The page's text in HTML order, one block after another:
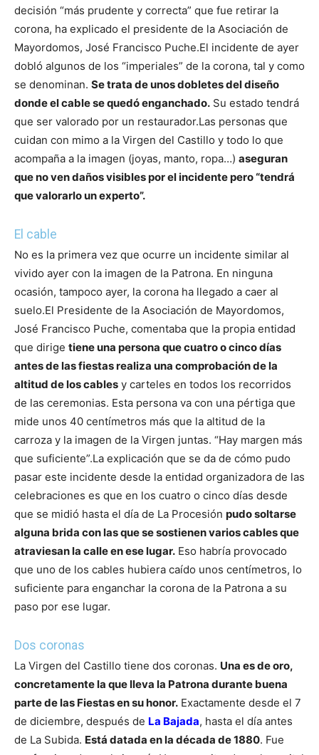
decisión “más prudente y correcta” que fue retirar la
corona, ha explicado el presidente de la Asociación de
Mayordomos, José Francisco Puche.El incidente de ayer
dobló algunos de los “imperiales” de la corona, tal y como
se denominan. Se trata de unos dobletes del diseño
donde el cable se quedó enganchado. Su estado tendrá
que ser valorado por un restaurador.Las personas que
cuidan con mimo a la Virgen del Castillo y todo lo que
acompaña a la imagen (joyas, manto, ropa…) aseguran
que no ven daños visibles por el incidente pero “tendrá
que valorarlo un experto”.
El cable
No es la primera vez que ocurre un incidente similar al
vivido ayer con la imagen de la Patrona. En ninguna
ocasión, tampoco ayer, la corona ha llegado a caer al
suelo.El Presidente de la Asociación de Mayordomos,
José Francisco Puche, comentaba que la propia entidad
que dirige tiene una persona que cuatro o cinco días
antes de las fiestas realiza una comprobación de la
altitud de los cables y carteles en todos los recorridos
de las ceremonias. Esta persona va con una pértiga que
mide unos 40 centímetros más que la altitud de la
carroza y la imagen de la Virgen juntas. “Hay margen más
que suficiente”.La explicación que se da de cómo pudo
pasar este incidente desde la entidad organizadora de las
celebraciones es que en los cuatro o cinco días desde
que se midió hasta el día de La Procesión pudo soltarse
alguna brida con las que se sostienen varios cables que
atraviesan la calle en ese lugar. Eso habría provocado
que uno de los cables hubiera caído unos centímetros, lo
suficiente para enganchar la corona de la Patrona a su
paso por ese lugar.
Dos coronas
La Virgen del Castillo tiene dos coronas. Una es de oro,
concretamente la que lleva la Patrona durante buena
parte de las Fiestas en su honor. Exactamente desde el 7
de diciembre, después de La Bajada, hasta el día antes
de La Subida. Está datada en la década de 1880. Fue